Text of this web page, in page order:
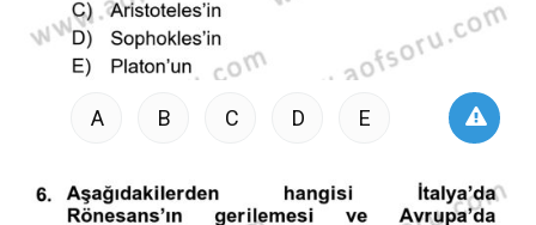
A B C D E